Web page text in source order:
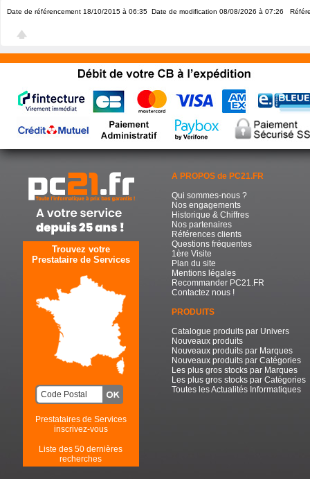
Date de référencement 18/10/2015 à 06:35 Date de modification 08/08/2026 à 07:26
Trouvez votre
Prestataire de Services
Prestataires de Services
inscrivez-vous
Liste des 50 dernières
recherches
A PROPOS de PC21.FR
Qui sommes-nous ?
Nos engagements
Historique & Chiffres
Nos partenaires
Références clients
Questions fréquentes
1ère Visite
Plan du site
Mentions légales
Recommander PC21.FR
Contactez nous !
PRODUITS
Catalogue produits par Univers
Nouveaux produits
Nouveaux produits par Marques
Nouveaux produits par Catégories
Les plus gros stocks par Marques
Les plus gros stocks par Catégories
Toutes les Actualités Informatiques